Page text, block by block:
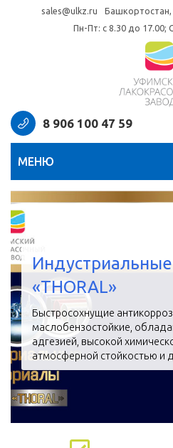
sales@ulkz.ru
Башкортостан,
Пн-Пт: с 8.30 до 17.00;
8 906 100 47 59
МЕНЮ
«THORAL»
Быстросохнущие
маслобензостойкие,
адгезией, высокой
атмосферной стойкостью и